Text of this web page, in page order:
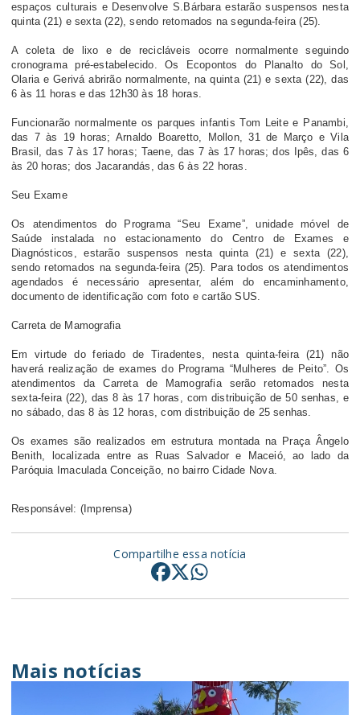
espaços culturais e Desenvolve S.Bárbara estarão suspensos nesta
quinta (21) e sexta (22), sendo retomados na segunda-feira (25).
A coleta de lixo e de recicláveis ocorre normalmente seguindo
cronograma pré-estabelecido. Os Ecopontos do Planalto do Sol,
Olaria e Gerivá abrirão normalmente, na quinta (21) e sexta (22), das
6 às 11 horas e das 12h30 às 18 horas.
Funcionarão normalmente os parques infantis Tom Leite e Panambi,
das 7 às 19 horas; Arnaldo Boaretto, Mollon, 31 de Março e Vila
Brasil, das 7 às 17 horas; Taene, das 7 às 17 horas; dos Ipês, das 6
às 20 horas; dos Jacarandás, das 6 às 22 horas.
Seu Exame
Os atendimentos do Programa “Seu Exame”, unidade móvel de
Saúde instalada no estacionamento do Centro de Exames e
Diagnósticos, estarão suspensos nesta quinta (21) e sexta (22),
sendo retomados na segunda-feira (25). Para todos os atendimentos
agendados é necessário apresentar, além do encaminhamento,
documento de identificação com foto e cartão SUS.
Carreta de Mamografia
Em virtude do feriado de Tiradentes, nesta quinta-feira (21) não
haverá realização de exames do Programa “Mulheres de Peito”. Os
atendimentos da Carreta de Mamografia serão retomados nesta
sexta-feira (22), das 8 às 17 horas, com distribuição de 50 senhas, e
no sábado, das 8 às 12 horas, com distribuição de 25 senhas.
Os exames são realizados em estrutura montada na Praça Ângelo
Benith, localizada entre as Ruas Salvador e Maceió, ao lado da
Paróquia Imaculada Conceição, no bairro Cidade Nova.
Responsável: (Imprensa)
Compartilhe essa notícia
Mais notícias